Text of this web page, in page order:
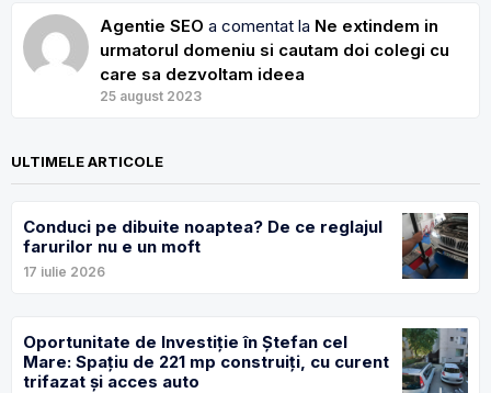
Agentie SEO a comentat la Ne extindem in
urmatorul domeniu si cautam doi colegi cu
care sa dezvoltam ideea
25 august 2023
ULTIMELE ARTICOLE
Conduci pe dibuite noaptea? De ce reglajul
farurilor nu e un moft
17 iulie 2026
Oportunitate de Investiție în Ștefan cel
Mare: Spațiu de 221 mp construiți, cu curent
trifazat și acces auto